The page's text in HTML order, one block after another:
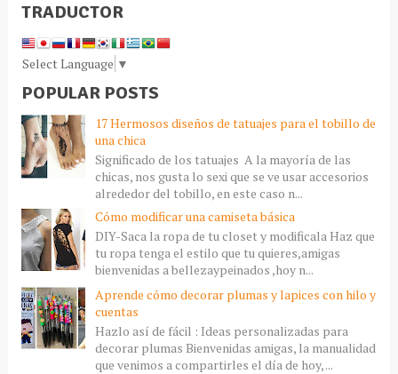
TRADUCTOR
Select Language ▼
POPULAR POSTS
17 Hermosos diseños de tatuajes para el tobillo de
una chica
Significado de los tatuajes A la mayoría de las
chicas, nos gusta lo sexi que se ve usar accesorios
alrededor del tobillo, en este caso n...
Cómo modificar una camiseta básica
DIY-Saca la ropa de tu closet y modificala Haz que
tu ropa tenga el estilo que tu quieres,amigas
bienvenidas a bellezaypeinados ,hoy n...
Aprende cómo decorar plumas y lapices con hilo y
cuentas
Hazlo así de fácil : Ideas personalizadas para
decorar plumas Bienvenidas amigas, la manualidad
que venimos a compartirles el día de hoy, ...